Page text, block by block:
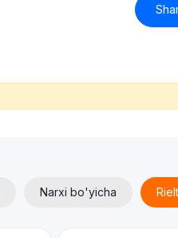
Narxi bo'yicha